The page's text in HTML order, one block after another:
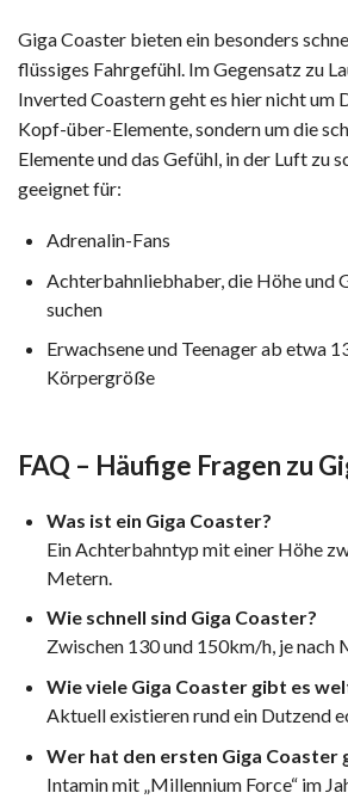
Giga Coaster bieten ein besonders
flüssiges Fahrgefühl. Im Gegensatz zu
Inverted Coastern geht es hier nicht um
Kopf-über-Elemente, sondern um die
Elemente und das Gefühl, in der Luft zu
geeignet für:
Adrenalin-Fans
Achterbahnliebhaber, die Höhe und
suchen
Erwachsene und Teenager ab etwa
Körpergröße
FAQ – Häufige Fragen zu
Was ist ein Giga Coaster?
Ein Achterbahntyp mit einer Höhe
Metern.
Wie schnell sind Giga Coaster?
Zwischen 130 und 150km/h, je nach
Wie viele Giga Coaster gibt es
Aktuell existieren rund ein Dutzend
Wer hat den ersten Giga Coaster
Intamin mit „Millennium Force“ im